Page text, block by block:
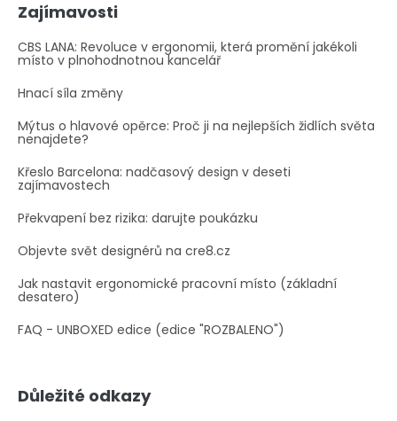
Zajímavosti
CBS LANA: Revoluce v ergonomii, která promění jakékoli
místo v plnohodnotnou kancelář
Hnací síla změny
Mýtus o hlavové opěrce: Proč ji na nejlepších židlích světa
nenajdete?
Křeslo Barcelona: nadčasový design v deseti
zajímavostech
Překvapení bez rizika: darujte poukázku
Objevte svět designérů na cre8.cz
Jak nastavit ergonomické pracovní místo (základní
desatero)
FAQ - UNBOXED edice (edice "ROZBALENO")
Důležité odkazy